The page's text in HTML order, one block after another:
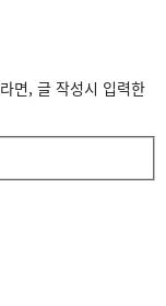
면, 글 작성시 입력한